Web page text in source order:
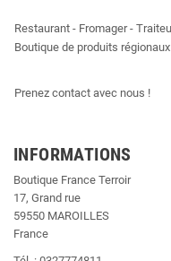
Restaurant - Fromager -
Boutique de produits régionaux
Prenez contact avec nous !
INFORMATIONS
Boutique France Terroir
17, Grand rue
59550 MAROILLES
France